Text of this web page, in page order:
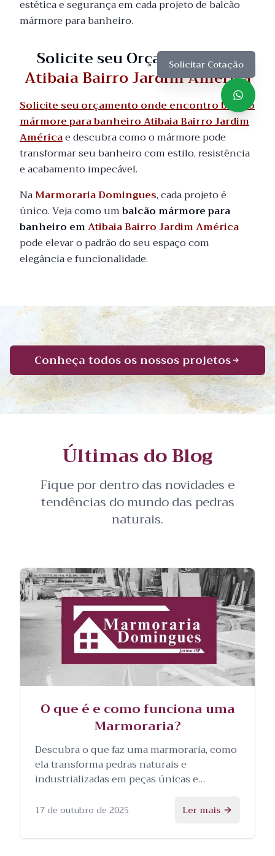
estética e segurança em cada projeto de balcão
mármore para banheiro.
Solicite seu Orçamento em
Atibaia Bairro Jardim América
Solicite seu orçamento onde encontro balcão
mármore para banheiro Atibaia Bairro Jardim
Américae descubra como o mármore pode
transformar seu banheiro com estilo, resistência
e acabamento impecável.
NaMarmoraria Domingues, cada projeto é
único. Veja como umbalcão mármore para
banheiro emAtibaia Bairro Jardim América
pode elevar o padrão do seu espaço com
elegância e funcionalidade.
Solicitar Cotação
Conheça todos os nossos projetos
Últimas do Blog
Fique por dentro das novidades e
tendências do mundo das pedras
naturais.
O que é e como funciona uma
Marmoraria?
Descubra o que faz uma marmoraria, como
ela transforma pedras naturais e
industrializadas em peças únicas e
processo.
17 de outubro de 2025 Ler mais